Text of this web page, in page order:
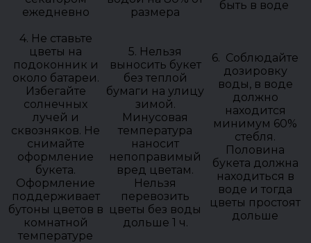
ежедневно
размера
быть в воде
4. Не ставьте
цветы на
подоконник и
около батареи.
Избегайте
солнечных
лучей и
сквозняков. Не
снимайте
оформление
букета.
Оформление
поддерживает
бутоны цветов в
комнатной
температуре
5. Нельзя
выносить букет
без теплой
бумаги на улицу
зимой.
Минусовая
температура
наносит
непоправимый
вред цветам.
Нельзя
перевозить
цветы без воды
дольше 1 ч.
6. Соблюдайте
дозировку
воды, в воде
должно
находится
минимум 60%
стебля.
Половина
букета должна
находиться в
воде и тогда
цветы простоят
дольше